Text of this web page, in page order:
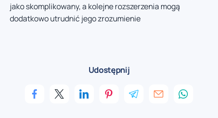
jako skomplikowany, a kolejne rozszerzenia mogą
dodatkowo utrudnić jego zrozumienie
Udostępnij